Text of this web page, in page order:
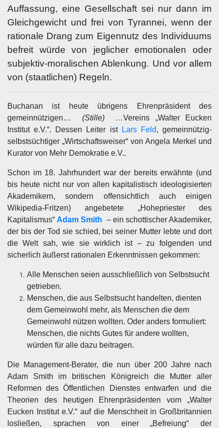
Auffassung, eine Gesellschaft sei nur dann im
Gleichgewicht und frei von Tyrannei, wenn der
rationale Drang zum Eigennutz des Individuums
befreit würde von jeglicher emotionalen oder
subjektiv-moralischen Ablenkung. Und vor allem
von (staatlichen) Regeln.
Buchanan ist heute übrigens Ehrenpräsident des
gemeinnützigen… (Stille) …Vereins „Walter Eucken
Institut e.V.“. Dessen Leiter ist Lars Feld, gemeinnützig-
selbstsüchtiger „Wirtschaftsweiser“ von Angela Merkel und
Kurator von Mehr Demokratie e.V..
Schon im 18. Jahrhundert war der bereits erwähnte (und
bis heute nicht nur von allen kapitalistisch ideologisierten
Akademikern, sondern offensichtlich auch einigen
Wikipedia-Fritzen) angebetete „Hohepriester des
Kapitalismus“Adam Smith – ein schottischer Akademiker,
der bis der Tod sie schied, bei seiner Mutter lebte und dort
die Welt sah, wie sie wirklich ist – zu folgenden und
sicherlich äußerst rationalen Erkenntnissen gekommen:
Alle Menschen seien ausschließlich von Selbstsucht
getrieben.
Menschen, die aus Selbstsucht handelten, dienten
dem Gemeinwohl mehr, als Menschen die dem
Gemeinwohl nützen wollten. Oder anders formuliert:
Menschen, die nichts Gutes für andere wollten,
würden für alle dazu beitragen.
Die Management-Berater, die nun über 200 Jahre nach
Adam Smith im britischen Königreich die Mutter aller
Reformen des Öffentlichen Dienstes entwarfen und die
Theorien des heutigen Ehrenpräsidenten vom „Walter
Eucken Institut e.V.“ auf die Menschheit in Großbritannien
losließen, sprachen von einer „Befreiung“ der